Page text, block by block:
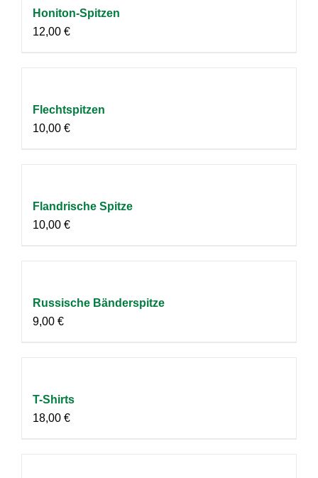
Honiton-Spitzen
12,00 €
Flechtspitzen
10,00 €
Flandrische Spitze
10,00 €
Russische Bänderspitze
9,00 €
T-Shirts
18,00 €